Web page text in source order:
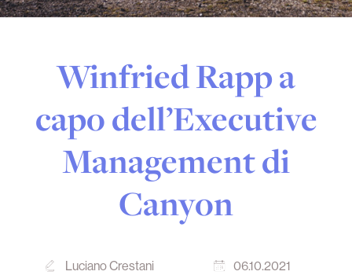
Winfried Rapp a
capo dell’Executive
Management di
Canyon
Luciano Crestani 06.10.2021